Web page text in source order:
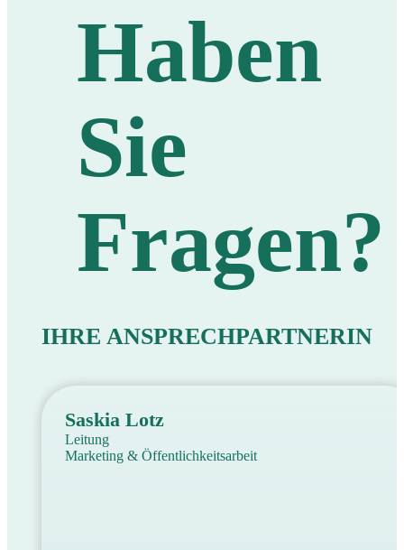
Haben
Sie
Fragen?
IHRE ANSPRECHPARTNERIN
Saskia Lotz
Leitung
Marketing & Öffentlichkeitsarbeit